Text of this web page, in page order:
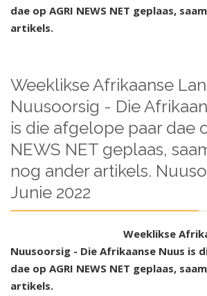
dae op AGRI NEWS NET geplaas,
artikels.
Weeklikse Afrikaanse
Nuusoorsig - Die
is die afgelope paar dae
NEWS NET geplaas,
nog ander artikels.
Junie 2022
Weeklikse
Nuusoorsig - Die Afrikaanse Nuus is
dae op AGRI NEWS NET geplaas,
artikels.